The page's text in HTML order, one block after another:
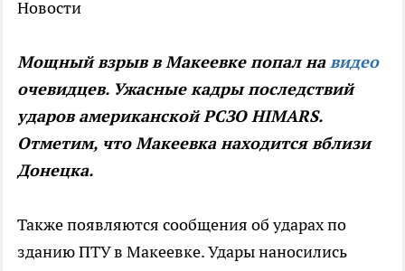
Новости
Мощный взрыв в Макеевке попал навидео
очевидцев. Ужасные кадры последствий
ударов американской РСЗО HIMARS.
Отметим, что Макеевка находится вблизи
Донецка.
Также появляются сообщения об ударах по
зданию ПТУ в Макеевке. Удары наносились